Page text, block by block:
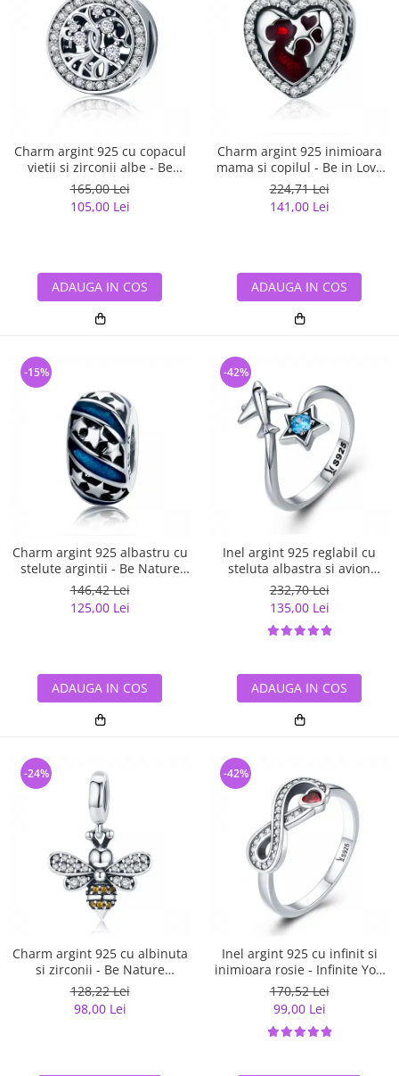
Charm argint 925 cu copacul
vietii si zirconii albe - Be
Nature PST0120
165,00 Lei
105,00 Lei
ADAUGA IN COS
Charm argint 925 inimioara
mama si copilul - Be in Love
PST0122
224,71 Lei
141,00 Lei
ADAUGA IN COS
Charm argint 925 albastru cu
stelute argintii - Be Nature
PST0123
146,42 Lei
125,00 Lei
-15%
ADAUGA IN COS
Inel argint 925 reglabil cu
steluta albastra si avion
argintiu - Be Nature IST0047
232,70 Lei
135,00 Lei
-42%
ADAUGA IN COS
Charm argint 925 cu albinuta
si zirconii - Be Nature
PST0143
128,22 Lei
98,00 Lei
-24%
Inel argint 925 cu infinit si
inimioara rosie - Infinite You
IST0062
170,52 Lei
99,00 Lei
-42%